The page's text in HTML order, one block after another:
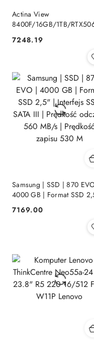
Actina View
8400F/16GB/1TB/
Cena:
7248.19
Samsung | SSD | 870
4000 GB | Format SSD
Prędkość odczytu 560 MB/
Cena:
7169.00